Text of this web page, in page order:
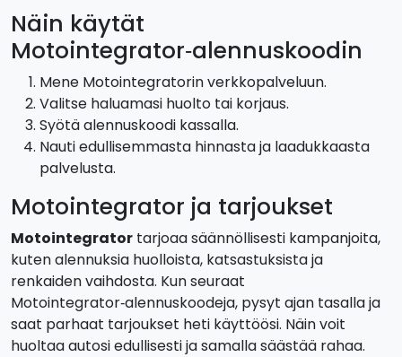
Näin käytät
Motointegrator‑alennuskoodin
Mene Motointegratorin verkkopalveluun.
Valitse haluamasi huolto tai korjaus.
Syötä alennuskoodi kassalla.
Nauti edullisemmasta hinnasta ja laadukkaasta
palvelusta.
Motointegrator ja tarjoukset
Motointegrator tarjoaa säännöllisesti kampanjoita,
kuten alennuksia huolloista, katsastuksista ja
renkaiden vaihdosta. Kun seuraat
Motointegrator‑alennuskoodeja, pysyt ajan tasalla ja
saat parhaat tarjoukset heti käyttöösi. Näin voit
huoltaa autosi edullisesti ja samalla säästää rahaa.